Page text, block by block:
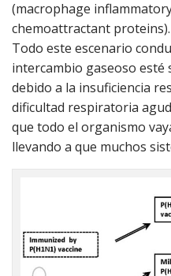
(macrophage
chemoattractant proteins).
Todo este escenario
intercambio gaseoso esté
debido a la insuficiencia
dificultad respiratoria
que todo el organismo
llevando a que muchos